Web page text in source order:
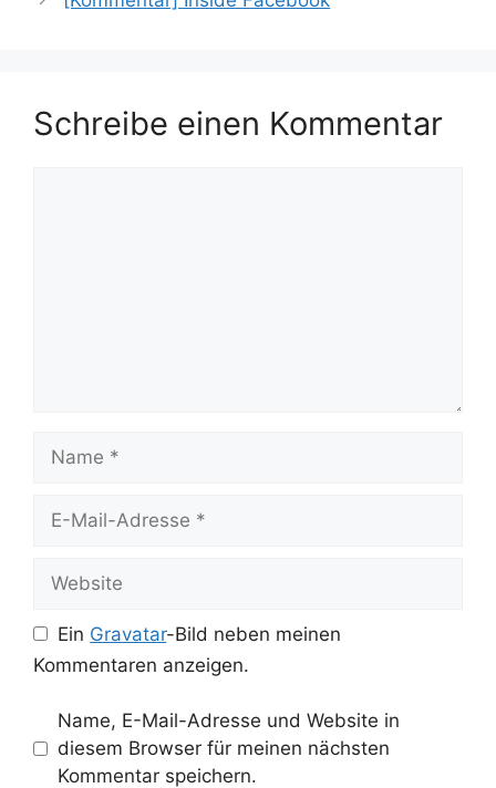
Schreibe einen Kommentar
Mail-
Ein Gravatar-Bild neben meinen
Kommentaren anzeigen.
Name, E-Mail-Adresse und Website in
diesem Browser für meinen nächsten
Kommentar speichern.